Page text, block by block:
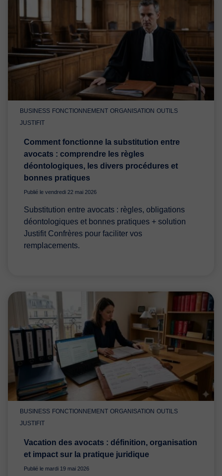
BUSINESS FONCTIONNEMENT ORGANISATION OUTILS
JUSTIFIT
Comment fonctionne la substitution entre
avocats : comprendre les règles
déontologiques, les divers procédures et
bonnes pratiques
Publié le vendredi 22 mai 2026
Substitution entre avocats : règles, obligations
déontologiques et bonnes pratiques + solution
Justifit Confrères pour faciliter vos
remplacements.
BUSINESS FONCTIONNEMENT ORGANISATION OUTILS
JUSTIFIT
Vacation des avocats : définition, organisation
et impact sur la pratique juridique
Publié le mardi 19 mai 2026